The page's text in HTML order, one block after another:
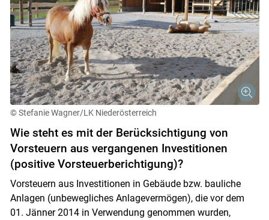
© Stefanie Wagner/LK Niederösterreich
Wie steht es mit der Berücksichtigung von
Vorsteuern aus vergangenen Investitionen
(positive Vorsteuerberichtigung)?
Vorsteuern aus Investitionen in Gebäude bzw. bauliche
Anlagen (unbewegliches Anlagevermögen), die vor dem
01. Jänner 2014 in Verwendung genommen wurden,